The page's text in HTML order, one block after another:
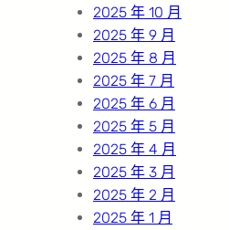
2025 年 10 月
2025 年 9 月
2025 年 8 月
2025 年 7 月
2025 年 6 月
2025 年 5 月
2025 年 4 月
2025 年 3 月
2025 年 2 月
2025 年 1 月